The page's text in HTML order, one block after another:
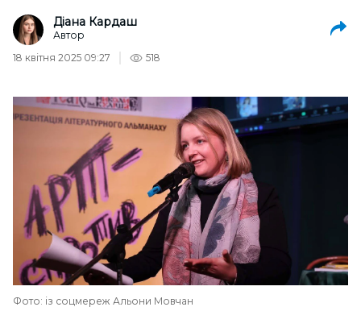
Діана Кардаш
Автор
18 квітня 2025 09:27
518
Фото: із соцмереж Альони Мовчан